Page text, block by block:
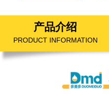
产品介绍
PRODUCT INFORMATION